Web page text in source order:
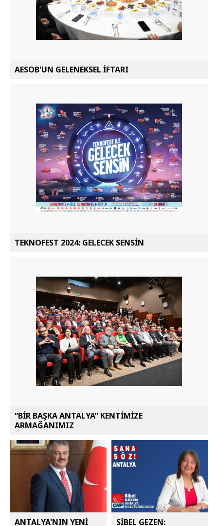
AESOB'UN GELENEKSEL İFTARI
TEKNOFEST 2024: GELECEK SENSİN
“BİR BAŞKA ANTALYA” KENTİMİZE
ARMAĞANIMIZ
ANTALYA'NIN YENİ SİBEL GEZEN: